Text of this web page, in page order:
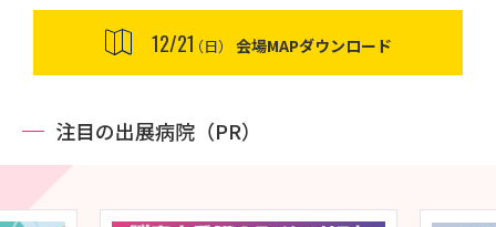
12/21（日） 会場MAPダウンロード
注目の出展病院（PR）